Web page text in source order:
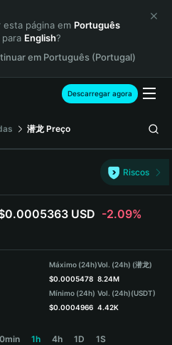
esta página em Português
English?
em Português (Portugal)
Descarregar agora
潜龙 Preço
Riscos
USD -2.09%
Máximo (24h)
$0.0005478
Mínimo (24h)
$0.0004966
Vol. (24h) (潜龙)
8.24M
Vol. (24h)(USDT)
4.42K
1h 4h 1D 1S